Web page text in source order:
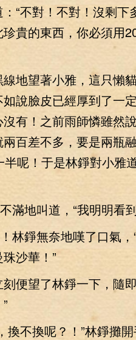
“不對！不對！沒剩
貴的東西，你必須用
望著小雅，這只懶貓
說臉皮已經厚到了一
有！之前雨師憐雖然
百差不多，要是兩瓶
呢！于是林錚對小雅
地叫道，“我明明看到
錚無奈地嘆了口氣，
沙華！”
望了林錚一下，隨
不換呢？！”林錚攤開